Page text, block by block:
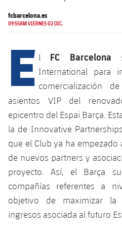
Instalaciones
Spotify Camp Nou
Palau Blaugrana
Estadi Johan Cruyff
Barça Cafe
Ciutat Esportiva
plusicon
más
Servicios
plusicon
más
SUB13
SUB11 A
SUB11 B
SUB10 A
SUB10 B
SUB9 A
SUB9 B
SUB13 B
SUB11 C
Entradas
Gameday Shows
Resultados
Clasificación
Jugadores
Fotos
Historia
Palmarés
Junior
Cadete A
Cadete B
Infantil A
Infantil B
Mini
Campus Verano
Primer Equipo
plusicon
más
Actualidad
Calendario
Entradas
Resultados
Clasificaciones
Jugadores
Barça Atlètic
plusicon
más
Actualidad
Calendario
Resultados
Clasificaciones
Jugadores
Base
plusicon
más
Actualidad
Juvenil
Cadete A
Cadete B
PLUSICON
Primer equipo
plusicon
más
Actualidad
Barça Atlètic
plusicon
más
fcbarcelona.es
09:55AM VIERNES 02 DIC.
E l FC Barcelona
International para
comercialización
asientos VIP del
epicentro del Espai Barça.
la de Innovative
que el Club ya ha
de nuevos partners y
proyecto. Así, el Barça
compañías referentes a
objetivo de maximizar la
ingresos asociada al futuro